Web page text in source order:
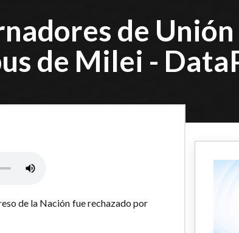
de
de Milei -
de la Nación fue rechazado por